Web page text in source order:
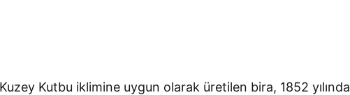
Kutbu iklimine uygun olarak üretilen bira, 1852 yılında